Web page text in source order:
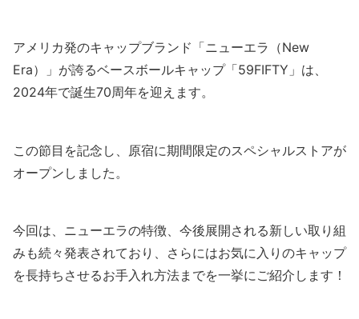
アメリカ発のキャップブランド「ニューエラ（New
Era）」が誇るベースボールキャップ「59FIFTY」は、
2024年で誕生70周年を迎えます。
この節目を記念し、原宿に期間限定のスペシャルストアが
オープンしました。
今回は、ニューエラの特徴、今後展開される新しい取り組
みも続々発表されており、さらにはお気に入りのキャップ
を長持ちさせるお手入れ方法までを一挙にご紹介します！